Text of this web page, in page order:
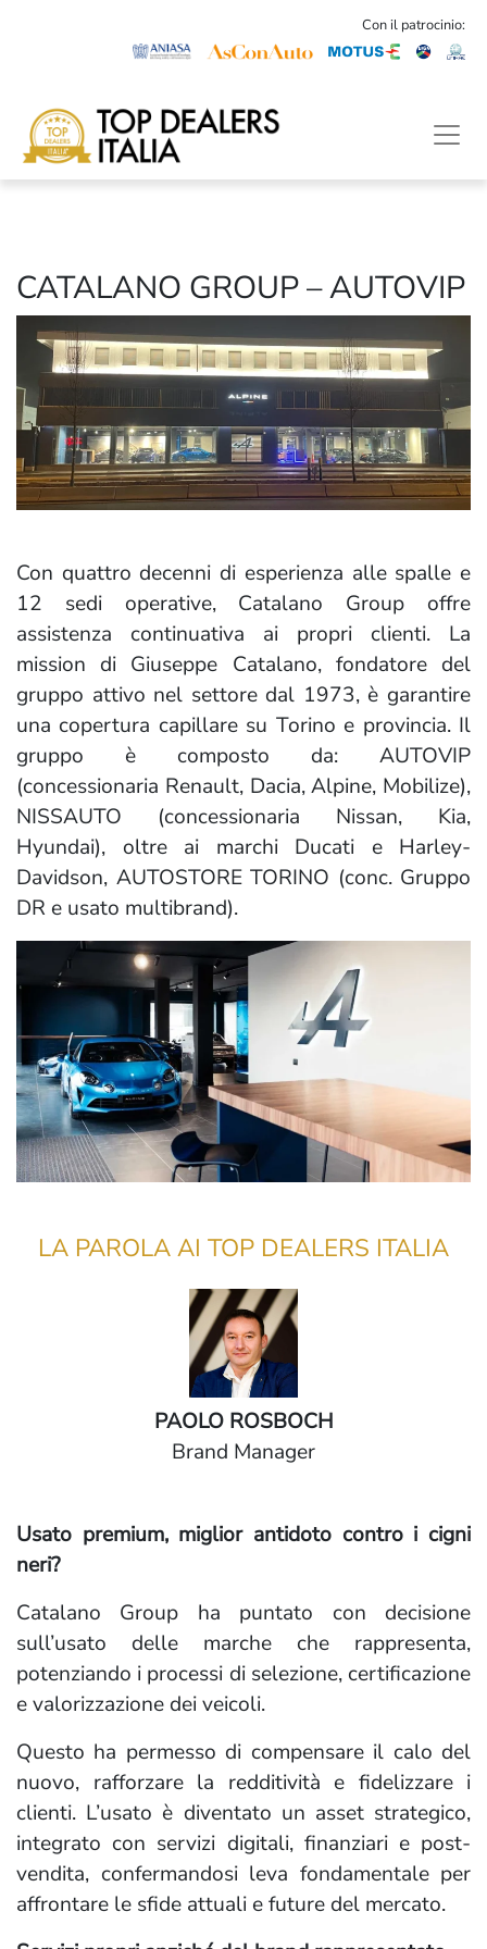
Con il patrocinio:
CATALANO GROUP – AUTOVIP
Con quattro decenni di esperienza alle spalle e
12 sedi operative, Catalano Group offre
assistenza continuativa ai propri clienti. La
mission di Giuseppe Catalano, fondatore del
gruppo attivo nel settore dal 1973, è garantire
una copertura capillare su Torino e provincia. Il
gruppo è composto da: AUTOVIP
(concessionaria Renault, Dacia, Alpine, Mobilize),
NISSAUTO (concessionaria Nissan, Kia,
Hyundai), oltre ai marchi Ducati e Harley-
Davidson, AUTOSTORE TORINO (conc. Gruppo
DR e usato multibrand).
LA PAROLA AI TOP DEALERS ITALIA
PAOLO ROSBOCH
Brand Manager
Usato premium, miglior antidoto contro i cigni
neri?
Catalano Group ha puntato con decisione
sull’usato delle marche che rappresenta,
potenziando i processi di selezione, certificazione
e valorizzazione dei veicoli.
Questo ha permesso di compensare il calo del
nuovo, rafforzare la redditività e fidelizzare i
clienti. L’usato è diventato un asset strategico,
integrato con servizi digitali, finanziari e post-
vendita, confermandosi leva fondamentale per
affrontare le sfide attuali e future del mercato.